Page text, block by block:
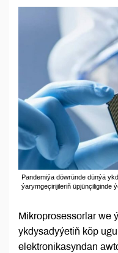
Pandemiýa döwründe dünýä
ýarymgeçirijileriň üpjünçiliginde
Mikroprosessorlar we
ykdysadyýetiň köp
elektronikasyndan